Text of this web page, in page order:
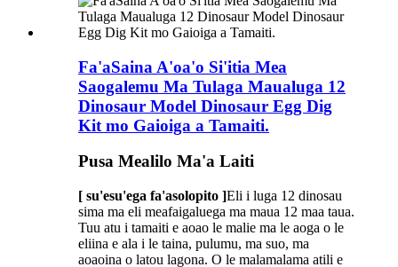
Fa'aSaina A'oa'o Si'itia Mea
Saogalemu Ma Tulaga Maualuga 12
Dinosaur Model Dinosaur Egg Dig
Kit mo Gaioiga a Tamaiti.
Pusa Mealilo Ma'a Laiti
[ su'esu'ega fa'asolopito ]Eli i luga 12 dinosau
sima ma eli meafaigaluega ma maua 12 maa taua.
Tuu atu i tamaiti e aoao le malie ma le aoga o le
eliina e ala i le taina, pulumu, ma suo, ma
aoaoina o latou lagona. O le malamalama atili e